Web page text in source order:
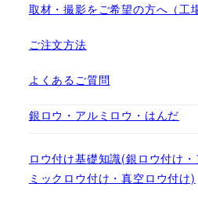
取材・撮影をご希望の方へ（工
ご注文方法
よくあるご質問
銀ロウ・アルミロウ・はんだ
ロウ付け基礎知識(銀ロウ付け
ミックロウ付け・真空ロウ付け)